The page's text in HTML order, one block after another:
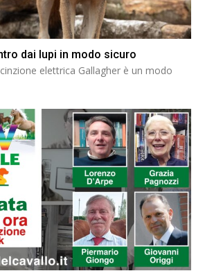
dai lupi in modo sicuro
elettrica Gallagher è un modo